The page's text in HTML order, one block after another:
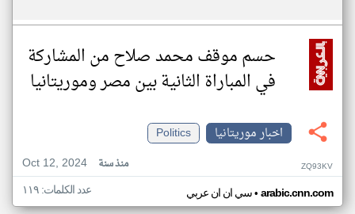
حسم موقف محمد صلاح من المشاركة
في المباراة الثانية بين مصر وموريتانيا
اخبار موريتانيا
Politics
Oct 12, 2024
منذ سنة ZQ93KV
سي ان ان عربي• arabic.cnn.com عدد الكلمات: ١١٩